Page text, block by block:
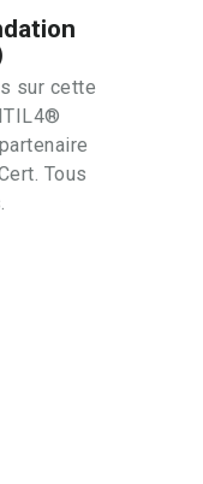
sur cette
Tous